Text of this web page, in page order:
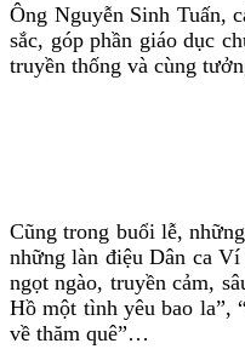
Ông Nguyễn Sinh Tuấn,
sắc, góp phần giáo dục
truyền thống và cùng
Cũng trong buổi lễ,
những làn điệu Dân ca
ngọt ngào, truyền cảm,
Hồ một tình yêu bao la”,
về thăm quê”…